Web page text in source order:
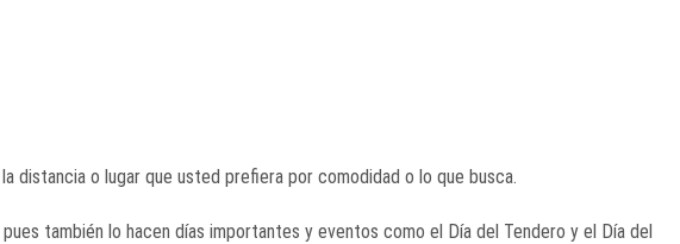
distancia o lugar que usted prefiera por comodidad o lo que busca.
también lo hacen días importantes y eventos como el Día del Tendero y el Día del